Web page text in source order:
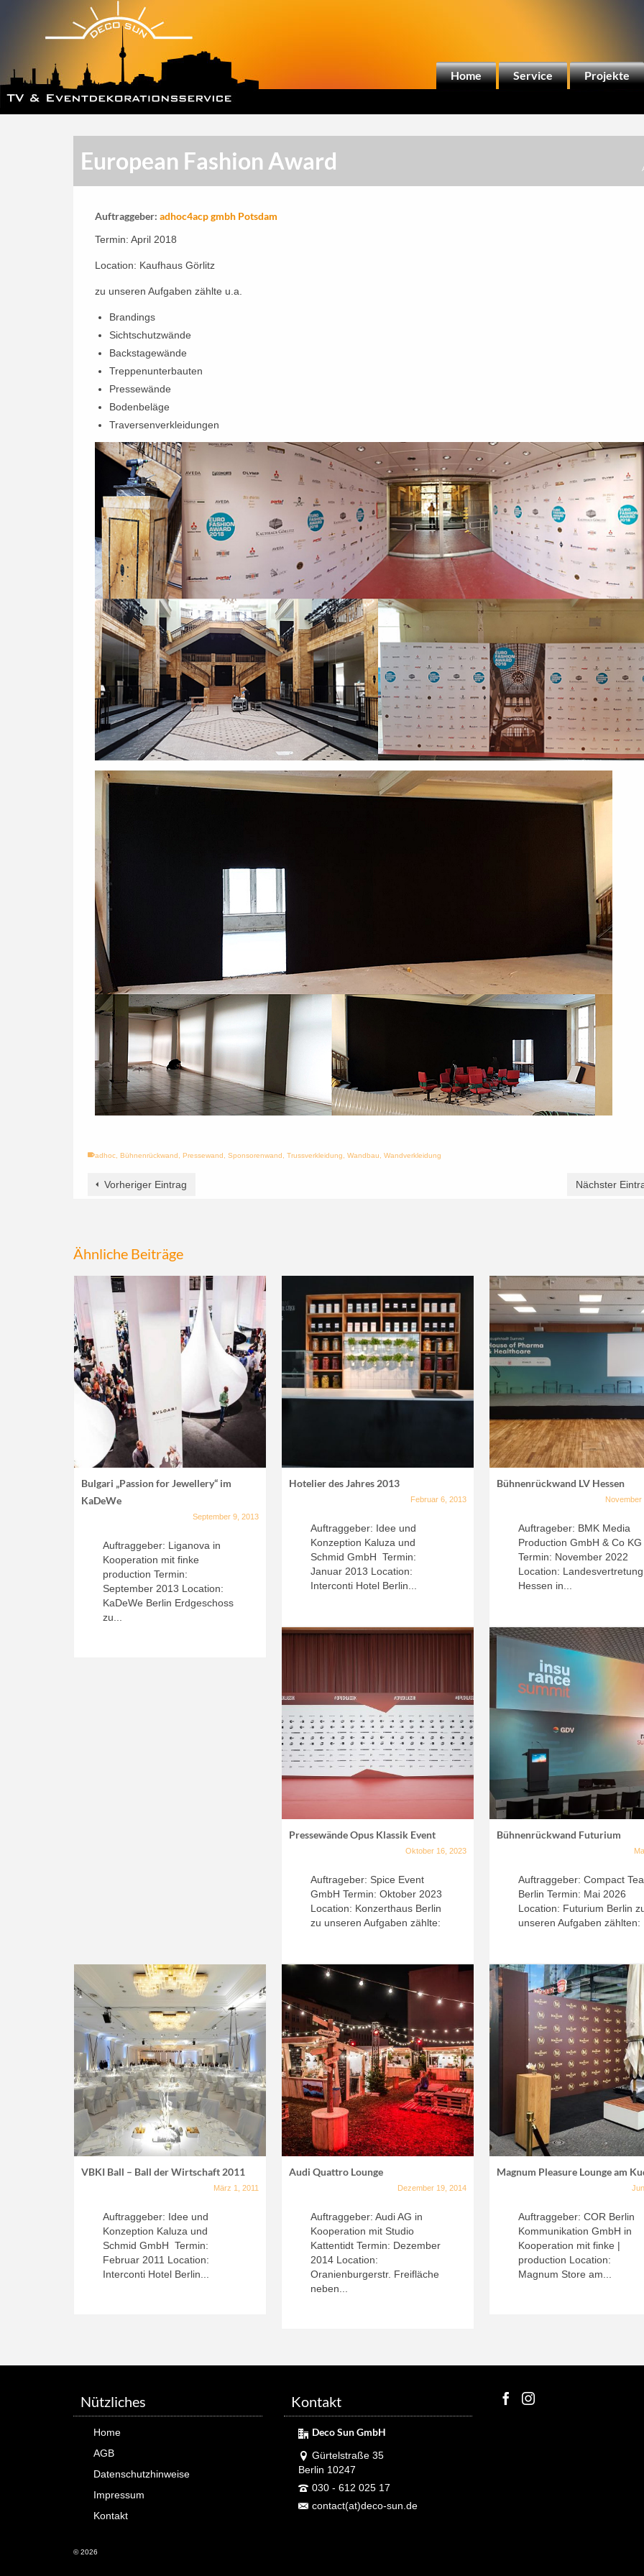
Home Service Projekte
European Fashion Award
Auftraggeber: adhoc4acp gmbh Potsdam
Termin: April 2018
Location: Kaufhaus Görlitz
zu unseren Aufgaben zählte u.a.
Brandings
Sichtschutzwände
Backstagewände
Treppenunterbauten
Pressewände
Bodenbeläge
Traversenverkleidungen
adhoc Bühnenrückwand Pressewand Sponsorenwand Trussverkleidung Wandbau Wandverkleidung
Vorheriger Eintrag Nächster
Ähnliche Beiträge
Bulgari „Passion for Jewellery“ im
KaDeWe
September 9, 2013
Auftraggeber: Liganova in
Kooperation mit finke
production Termin:
September 2013 Location:
KaDeWe Berlin Erdgeschoss
zu...
Hotelier des Jahres 2013
Februar 6, 2013
Auftraggeber: Idee und
Konzeption Kaluza und
Schmid GmbH Termin:
Januar 2013 Location:
Interconti Hotel Berlin...
Bühnenrückwand LV Hessen
November
Auftrageber: BMK Media
Production GmbH & Co KG
Termin: November 2022
Location: Landesvertretung
Hessen in...
Pressewände Opus Klassik Event
Oktober 16, 2023
Auftrageber: Spice Event
GmbH Termin: Oktober 2023
Location: Konzerthaus Berlin
zu unseren Aufgaben zählte:
Bühnenrückwand Futurium
Auftraggeber: Compact
Berlin Termin: Mai 2026
Location: Futurium Berlin
unseren Aufgaben zählten:
VBKI Ball – Ball der Wirtschaft 2011
März 1, 2011
Auftraggeber: Idee und
Konzeption Kaluza und
Schmid GmbH Termin:
Februar 2011 Location:
Interconti Hotel Berlin...
Audi Quattro Lounge
Dezember 19, 2014
Auftraggeber: Audi AG in
Kooperation mit Studio
Kattentidt Termin: Dezember
2014 Location:
Oranienburgerstr. Freifläche
neben...
Magnum Pleasure Lounge am
Auftraggeber: COR Berlin
Kommunikation GmbH in
Kooperation mit finke |
production Location:
Magnum Store am...
Nützliches
Home
AGB
Datenschutzhinweise
Impressum
Kontakt
Kontakt
Deco Sun GmbH
Gürtelstraße 35
Berlin 10247
030 - 612 025 17
contact(at)deco-sun.de
© 2026